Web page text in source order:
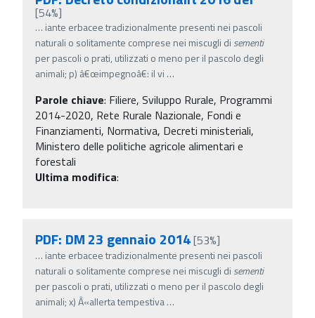
[54%]
… iante erbacee tradizionalmente presenti nei pascoli
naturali o solitamente comprese nei miscugli di sementi
per pascoli o prati, utilizzati o meno per il pascolo degli
animali; p) â€œimpegnoâ€: il vi …
Parole chiave: Filiere, Sviluppo Rurale, Programmi
2014-2020, Rete Rurale Nazionale, Fondi e
Finanziamenti, Normativa, Decreti ministeriali,
Ministero delle politiche agricole alimentari e
forestali
Ultima modifica:
PDF: DM 23 gennaio 2014[53%]
… iante erbacee tradizionalmente presenti nei pascoli
naturali o solitamente comprese nei miscugli di sementi
per pascoli o prati, utilizzati o meno per il pascolo degli
animali; x) Â«allerta tempestiva…